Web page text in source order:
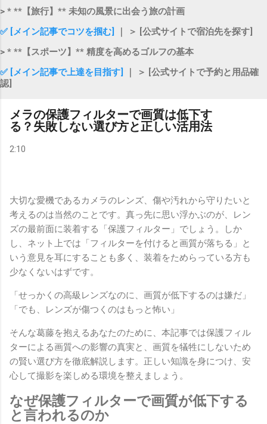
> * **【旅行】** 未知の風景に出会う旅の計画
✅ [メイン記事でコツを掴む]
｜ ＞ [公式サイトで宿泊先を探す]
> * **【スポーツ】** 精度を高めるゴルフの基本
✅ [メイン記事で上達を目指す]
｜ ＞ [公式サイトで予約と用品確
認]
メラの保護フィルターで画質は低下す
る？失敗しない選び方と正しい活用法
2:10
大切な愛機であるカメラのレンズ、傷や汚れから守りたいと
考えるのは当然のことです。真っ先に思い浮かぶのが、レン
ズの最前面に装着する「保護フィルター」でしょう。しか
し、ネット上では「フィルターを付けると画質が落ちる」と
いう意見を耳にすることも多く、装着をためらっている方も
少なくないはずです。
「せっかくの高級レンズなのに、画質が低下するのは嫌だ」
「でも、レンズが傷つくのはもっと怖い」
そんな葛藤を抱えるあなたのために、本記事では保護フィル
ターによる画質への影響の真実と、画質を犠牲にしないため
の賢い選び方を徹底解説します。正しい知識を身につけ、安
心して撮影を楽しめる環境を整えましょう。
なぜ保護フィルターで画質が低下する
と言われるのか